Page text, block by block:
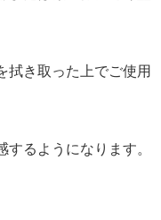
拭き取った上でご使用
るようになります。